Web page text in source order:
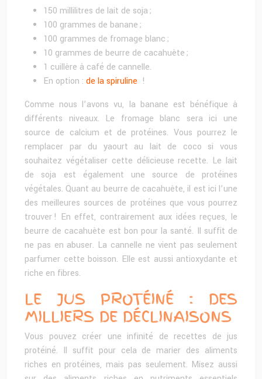
150 millilitres de lait de soja ;
100 grammes de banane ;
100 grammes de fromage blanc ;
10 grammes de beurre de cacahuète ;
1 cuillère à café de cannelle.
En option : de la spiruline !
Comme nous l’avons vu, la banane est bénéfique à
différents niveaux. Le fromage blanc sera ici une
source de calcium et de protéines. Vous pourrez le
remplacer par du yaourt au lait de coco si vous
souhaitez végétaliser cette délicieuse recette. Le lait
de soja est également une source de protéines
végétales. Quant au beurre de cacahuète, il est ici l’une
des meilleures sources de protéines que vous pourrez
trouver ! En effet, contrairement aux idées reçues, le
beurre de cacahuète est bon pour la santé. Il suffit de
ne pas en abuser. La cannelle ne vient pas seulement
parfumer cette boisson. Elle est aussi antioxydante et
riche en fibres.
LE JUS PROTÉINÉ : DES
MILLIERS DE DÉCLINAISONS
Vous pouvez créer une infinité de recettes de jus
protéiné. Il suffit pour cela de marier des aliments
riches en protéines, mais pas seulement. Misez aussi